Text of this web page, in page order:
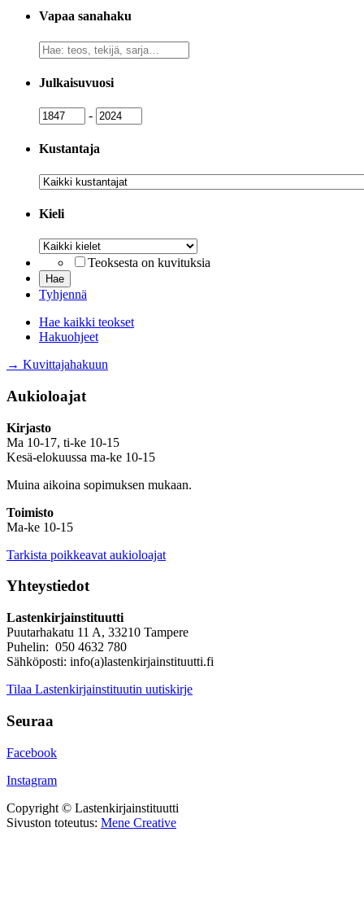
Vapaa sanahaku
Vapaa
sanahaku
Julkaisuvuosi
Julkaisuvuosi
- Julkaisuvuosi
Kustantaja
Kustantaja
Kieli
Kieli
Teoksesta on kuvituksia
Tyhjennä
Hae kaikki teokset
Hakuohjeet
→ Kuvittajahakuun
Aukioloajat
Kirjasto
Ma 10-17, ti-ke 10-15
Kesä-elokuussa ma-ke 10-15
Muina aikoina sopimuksen mukaan.
Toimisto
Ma-ke 10-15
Tarkista poikkeavat aukioloajat
Yhteystiedot
Lastenkirjainstituutti
Puutarhakatu 11 A, 33210 Tampere
Puhelin: 050 4632 780
Sähköposti: info(a)lastenkirjainstituutti.fi
Tilaa Lastenkirjainstituutin uutiskirje
Seuraa
Facebook
Instagram
Copyright © Lastenkirjainstituutti
Sivuston toteutus: Mene Creative